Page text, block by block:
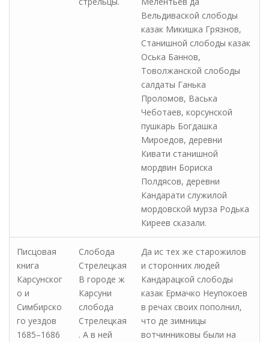
Вельдиваской слободы
казак Микишка Грязнов,
Станишной слободы казак
Оська Баннов,
Товолжанской слободы
салдаты Ганька
Проломов, Васька
Чеботаев, корсунской
пушкарь Богдашка
Мироедов, деревни
Кивати станишной
мордвин Бориска
Полдясов, деревни
Кандарати служилой
мордовской мурза Родька
Киреев сказали.
Писцовая
книга
Карсунског
о и
Симбирско
го уездов
1685–1686
Слобода
Стрелецкая
В городе ж
Карсуни
слобода
Стрелецкая
. А в ней
Да ис тех же старожилов
и сторонних людей
Кандарацкой слободы
казак Ермачко Неупокоев
в речах своих пополнил,
что де зимницы
вотчинниковы были на